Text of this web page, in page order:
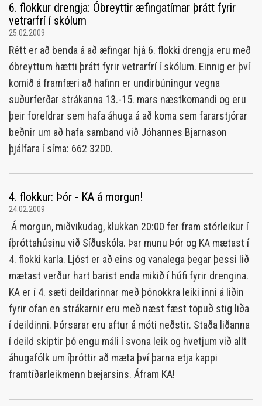
6. flokkur drengja: Óbreyttir æfingatímar þrátt fyrir
vetrarfrí í skólum
25.02.2009
Rétt er að benda á að æfingar hjá 6. flokki drengja eru með
óbreyttum hætti þrátt fyrir vetrarfrí í skólum. Einnig er því
komið á framfæri að hafinn er undirbúningur vegna
suðurferðar strákanna 13.-15. mars næstkomandi og eru
þeir foreldrar sem hafa áhuga á að koma sem fararstjórar
beðnir um að hafa samband við Jóhannes Bjarnason
þjálfara í síma: 662 3200.
4. flokkur: Þór - KA á morgun!
24.02.2009
Á morgun, miðvikudag, klukkan 20:00 fer fram stórleikur í
íþróttahúsinu við Síðuskóla. Þar munu Þór og KA mætast í
4. flokki karla. Ljóst er að eins og vanalega þegar þessi lið
mætast verður hart barist enda mikið í húfi fyrir drengina.
KA er í 4. sæti deildarinnar með þónokkra leiki inni á liðin
fyrir ofan en strákarnir eru með næst fæst töpuð stig liða
í deildinni. Þórsarar eru aftur á móti neðstir. Staða liðanna
í deild skiptir þó engu máli í svona leik og hvetjum við allt
áhugafólk um íþróttir að mæta því þarna etja kappi
framtíðarleikmenn bæjarsins. Áfram KA!